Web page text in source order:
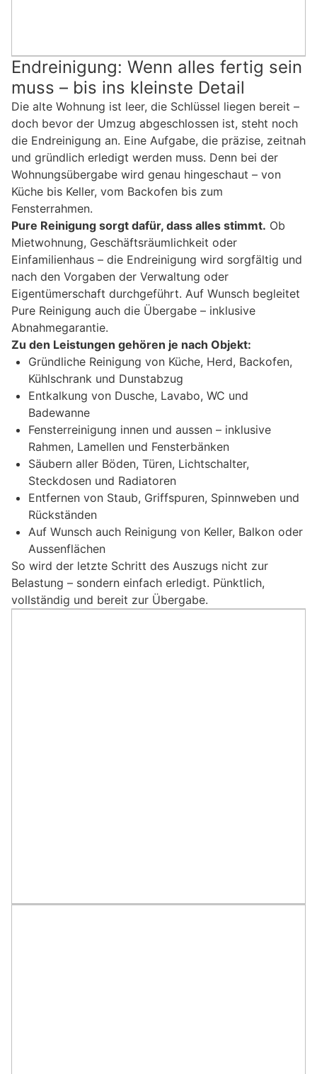
Endreinigung: Wenn alles fertig sein
muss – bis ins kleinste Detail
Die alte Wohnung ist leer, die Schlüssel liegen bereit –
doch bevor der Umzug abgeschlossen ist, steht noch
die Endreinigung an. Eine Aufgabe, die präzise, zeitnah
und gründlich erledigt werden muss. Denn bei der
Wohnungsübergabe wird genau hingeschaut – von
Küche bis Keller, vom Backofen bis zum
Fensterrahmen.
Pure Reinigung sorgt dafür, dass alles stimmt. Ob
Mietwohnung, Geschäftsräumlichkeit oder
Einfamilienhaus – die Endreinigung wird sorgfältig und
nach den Vorgaben der Verwaltung oder
Eigentümerschaft durchgeführt. Auf Wunsch begleitet
Pure Reinigung auch die Übergabe – inklusive
Abnahmegarantie.
Zu den Leistungen gehören je nach Objekt:
Gründliche Reinigung von Küche, Herd, Backofen,
Kühlschrank und Dunstabzug
Entkalkung von Dusche, Lavabo, WC und
Badewanne
Fensterreinigung innen und aussen – inklusive
Rahmen, Lamellen und Fensterbänken
Säubern aller Böden, Türen, Lichtschalter,
Steckdosen und Radiatoren
Entfernen von Staub, Griffspuren, Spinnweben und
Rückständen
Auf Wunsch auch Reinigung von Keller, Balkon oder
Aussenflächen
So wird der letzte Schritt des Auszugs nicht zur
Belastung – sondern einfach erledigt. Pünktlich,
vollständig und bereit zur Übergabe.